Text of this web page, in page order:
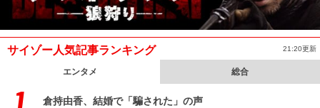
サイゾー人気記事ランキング 21:20更新
エンタメ 総合
倉持由香、結婚で「騙された」の声